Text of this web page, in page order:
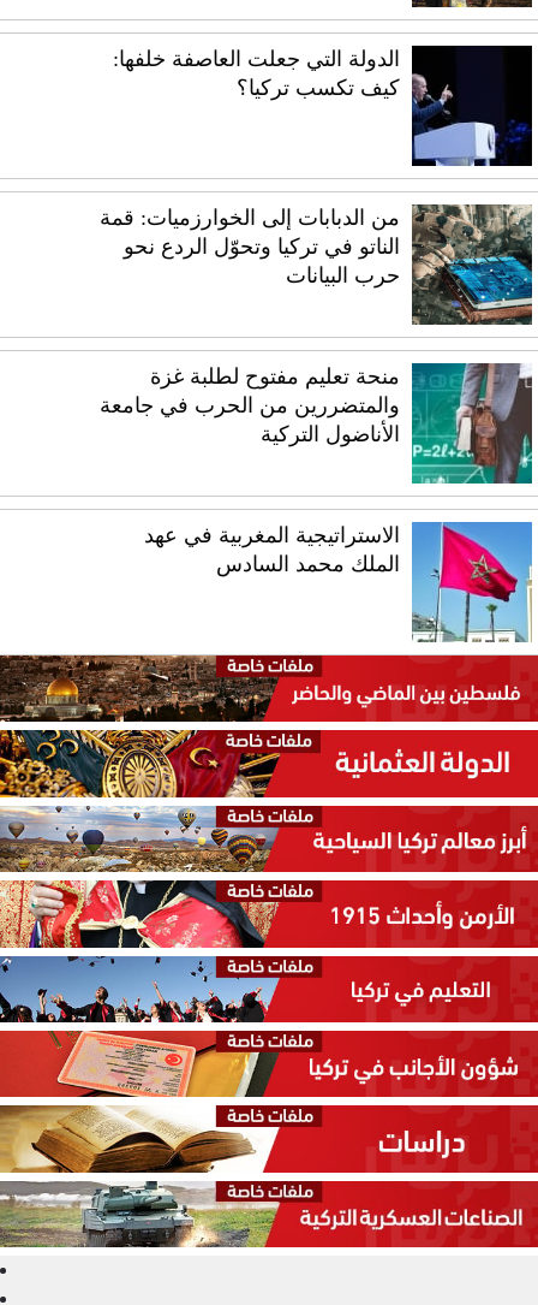
الدولة التي جعلت العاصفة خلفها:
كيف تكسب تركيا؟
من الدبابات إلى الخوارزميات: قمة
الناتو في تركيا وتحوّل الردع نحو
حرب البيانات
منحة تعليم مفتوح لطلبة غزة
والمتضررين من الحرب في جامعة
الأناضول التركية
الاستراتيجية المغربية في عهد
الملك محمد السادس